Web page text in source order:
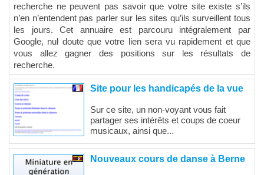
recherche ne peuvent pas savoir que votre site existe s’ils
n’en n’entendent pas parler sur les sites qu’ils surveillent tous
les jours. Cet annuaire est parcouru intégralement par
Google, nul doute que votre lien sera vu rapidement et que
vous allez gagner des positions sur les résultats de
recherche.
Site pour les handicapés de la vue
Sur ce site, un non-voyant vous fait
partager ses intérêts et coups de coeur
musicaux, ainsi que...
Nouveaux cours de danse à Berne